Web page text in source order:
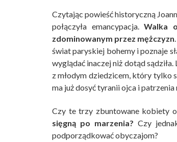
Czytając powieść historyczną
połączyła emancypacja.Walka
zdominowanym przez mężczyzn
świat paryskiej bohemy i poznaje
wyglądać inaczej niż dotąd
z młodym dziedzicem, który tylko
ma już dosyć tyranii ojca i
Czy te trzy zbuntowane kobiety
sięgną po marzenia? Czy
podporządkować obyczajom?